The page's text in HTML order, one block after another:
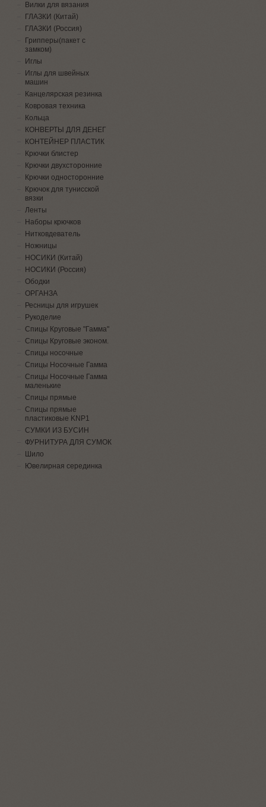
Вилки для вязания
ГЛАЗКИ (Китай)
ГЛАЗКИ (Россия)
Грипперы(пакет с
замком)
Иглы
Иглы для швейных
машин
Канцелярская резинка
Ковровая техника
Кольца
КОНВЕРТЫ ДЛЯ ДЕНЕГ
КОНТЕЙНЕР ПЛАСТИК
Крючки блистер
Крючки двухсторонние
Крючки односторонние
Крючок для тунисской
вязки
Ленты
Наборы крючков
Нитковдеватель
Ножницы
НОСИКИ (Китай)
НОСИКИ (Россия)
Ободки
ОРГАНЗА
Ресницы для игрушек
Рукоделие
Спицы Круговые "Гамма"
Спицы Круговые эконом.
Спицы носочные
Спицы Носочные Гамма
Спицы Носочные Гамма
маленькие
Спицы прямые
Спицы прямые
пластиковые KNP1
СУМКИ ИЗ БУСИН
ФУРНИТУРА ДЛЯ СУМОК
Шило
Ювелирная серединка